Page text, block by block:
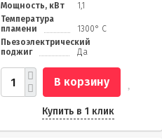
Мощность, кВт
1,1
Температура
пламени
1300° C
Пьезоэлектрический
поджиг
Да
В корзину
Купить в 1 клик